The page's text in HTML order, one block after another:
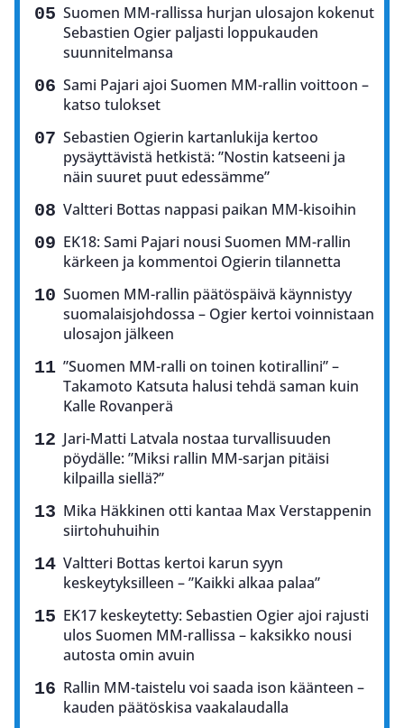
Suomen MM-rallissa hurjan ulosajon kokenut
Sebastien Ogier paljasti loppukauden
suunnitelmansa
Sami Pajari ajoi Suomen MM-rallin voittoon –
katso tulokset
Sebastien Ogierin kartanlukija kertoo
pysäyttävistä hetkistä: ”Nostin katseeni ja
näin suuret puut edessämme”
Valtteri Bottas nappasi paikan MM-kisoihin
EK18: Sami Pajari nousi Suomen MM-rallin
kärkeen ja kommentoi Ogierin tilannetta
Suomen MM-rallin päätöspäivä käynnistyy
suomalaisjohdossa – Ogier kertoi voinnistaan
ulosajon jälkeen
”Suomen MM-ralli on toinen kotirallini” –
Takamoto Katsuta halusi tehdä saman kuin
Kalle Rovanperä
Jari-Matti Latvala nostaa turvallisuuden
pöydälle: ”Miksi rallin MM-sarjan pitäisi
kilpailla siellä?”
Mika Häkkinen otti kantaa Max Verstappenin
siirtohuhuihin
Valtteri Bottas kertoi karun syyn
keskeytyksilleen – ”Kaikki alkaa palaa”
EK17 keskeytetty: Sebastien Ogier ajoi rajusti
ulos Suomen MM-rallissa – kaksikko nousi
autosta omin avuin
Rallin MM-taistelu voi saada ison käänteen –
kauden päätöskisa vaakalaudalla